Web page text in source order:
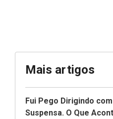
Mais artigos
Fui Pego Dirigindo
Suspensa. O Que